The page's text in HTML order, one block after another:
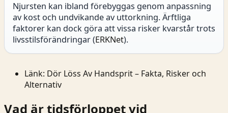
Njursten kan ibland förebyggas genom anpassning
av kost och undvikande av uttorkning. Ärftliga
faktorer kan dock göra att vissa risker kvarstår trots
livsstilsförändringar (ERKNet).
Länk: Dör Löss Av Handsprit – Fakta, Risker och
Alternativ
Vad är tidsförloppet vid